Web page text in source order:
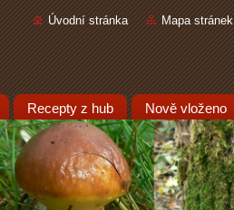
Úvodní stránka Mapa stránek
Recepty z hub Nově vloženo